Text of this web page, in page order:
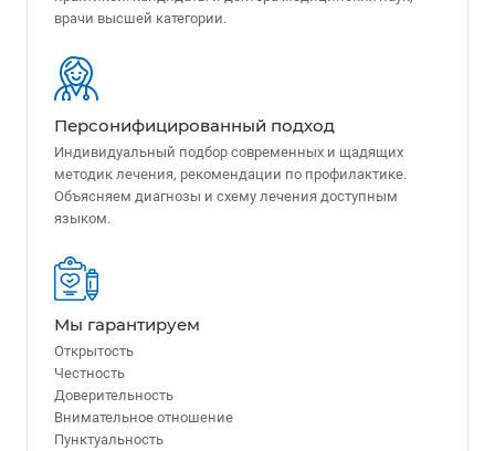
врачи высшей категории.
Персонифицированный подход
Индивидуальный подбор современных и щадящих
методик лечения, рекомендации по профилактике.
Объясняем диагнозы и схему лечения доступным
языком.
Мы гарантируем
Открытость
Честность
Доверительность
Внимательное отношение
Пунктуальность